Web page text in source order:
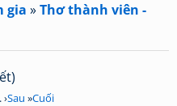
gia »Thơ thành viên -
›Sau »Cuối